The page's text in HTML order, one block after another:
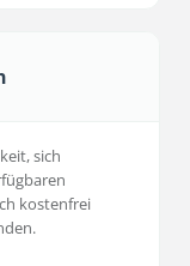
sich
kostenfrei